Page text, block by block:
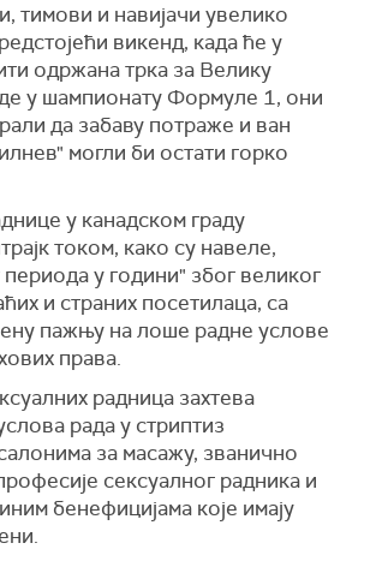
тимови и навијачи увелико
викенд, када ће у
одржана трка за Велику
у шампионату Формуле 1, они
да забаву потраже и ван
могли би остати горко
у канадском граду
током, како су навеле,
периода у години" због великог
и страних посетилаца, са
пажњу на лоше радне услове
права.
радница захтева
рада у стриптиз
за масажу, званично
сексуалног радника и
бенефицијама које имају